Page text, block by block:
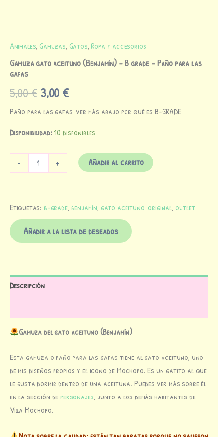
Animales, Gamuzas, Gatos, Ropa y accesorios
Gamuza gato aceituno (Benjamín) – B grade – Paño para las
gafas
5,00€ 3,00 €
Paño para las gafas, ver más abajo por qué es B-GRADE
Disponibilidad:10 disponibles
- + Añadir al carrito
Etiquetas: b-grade, benjamín, gato aceituno, original, outlet
Añadir a la lista de deseados
Descripción
Gamuza del gato aceituno (Benjamín)
Esta gamuza o paño para las gafas tiene al gato aceituno, uno
de mis diseños propios y el icono de Mochopo. Es un gatito al que
le gusta dormir dentro de una aceituna. Puedes ver más sobre él
en la sección de personajes, junto a los demás habitantes de
Villa Mochopo.